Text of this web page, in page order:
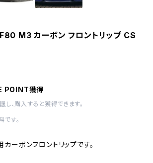
M3 カーボン フロントリップ CS
POINT獲得
し、購入すると獲得できます。
です。
ーボンフロントリップです。